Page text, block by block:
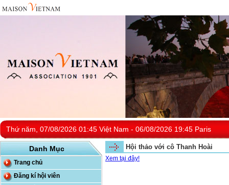
Thứ năm, 07/08/2026 01:45 Việt Nam - 06/08/2026 19:45 Paris
Danh Mục
Trang chủ
Đăng kí hội viên
Hội thảo với cô Thanh Hoài
Xem tại đây!